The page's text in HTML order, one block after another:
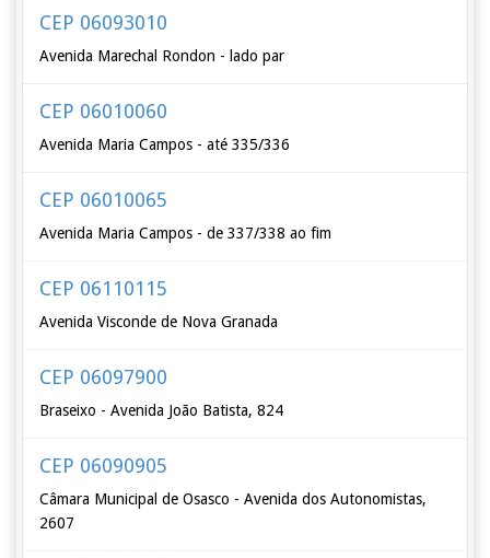
CEP 06093010
Avenida Marechal Rondon - lado par
CEP 06010060
Avenida Maria Campos - até 335/336
CEP 06010065
Avenida Maria Campos - de 337/338 ao fim
CEP 06110115
Avenida Visconde de Nova Granada
CEP 06097900
Braseixo - Avenida João Batista, 824
CEP 06090905
Câmara Municipal de Osasco - Avenida dos Autonomistas,
2607